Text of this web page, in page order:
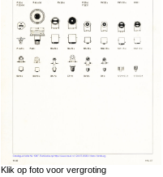
Klik op foto voor vergroting